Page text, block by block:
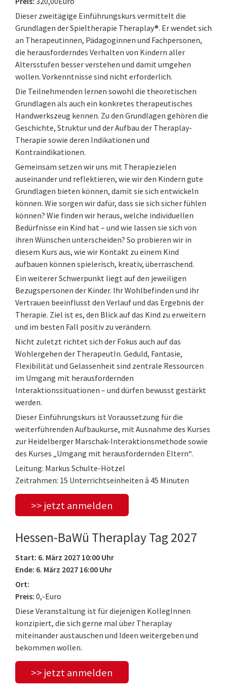
Dieser zweitägige Einführungskurs vermittelt die
Grundlagen der Spieltherapie Theraplay®. Er wendet sich
an Therapeutinnen, Pädagoginnen und Fachpersonen,
die herausforderndes Verhalten von Kindern aller
Altersstufen besser verstehen und damit umgehen
wollen. Vorkenntnisse sind nicht erforderlich.
Die Teilnehmenden lernen sowohl die theoretischen
Grundlagen als auch ein konkretes therapeutisches
Handwerkszeug kennen. Zu den Grundlagen gehören die
Geschichte, Struktur und der Aufbau der Theraplay-
Therapie sowie deren Indikationen und
Kontraindikationen.
Gemeinsam setzen wir uns mit Therapiezielen
auseinander und reflektieren, wie wir den Kindern gute
Grundlagen bieten können, damit sie sich entwickeln
können. Wie sorgen wir dafür, dass sie sich sicher fühlen
können? Wie finden wir heraus, welche individuellen
Bedürfnisse ein Kind hat – und wie lassen sie sich von
ihren Wünschen unterscheiden? So probieren wir in
diesem Kurs aus, wie wir Kontakt zu einem Kind
aufbauen können spielerisch, kreativ, überraschend.
Ein weiterer Schwerpunkt liegt auf den jeweiligen
Bezugspersonen der Kinder. Ihr Wohlbefinden und ihr
Vertrauen beeinflusst den Verlauf und das Ergebnis der
Therapie. Ziel ist es, den Blick auf das Kind zu erweitern
und im besten Fall positiv zu verändern.
Nicht zuletzt richtet sich der Fokus auch auf das
Wohlergehen der TherapeutIn. Geduld, Fantasie,
Flexibilität und Gelassenheit sind zentrale Ressourcen
im Umgang mit herausfordernden
Interaktionssituationen – und dürfen bewusst gestärkt
werden.
Dieser Einführungskurs ist Voraussetzung für die
weiterführenden Aufbaukurse, mit Ausnahme des Kurses
zur Heidelberger Marschak-Interaktionsmethode sowie
des Kurses „Umgang mit herausfordernden Eltern“.
Leitung: Markus Schulte-Hötzel
Zeitrahmen: 15 Unterrichtseinheiten à 45 Minuten
>> jetzt anmelden
Hessen-BaWü Theraplay Tag 2027
Start: 6. März 2027 10:00 Uhr
Ende: 6. März 2027 16:00 Uhr
Ort:
Preis: 0,-Euro
Diese Veranstaltung ist für diejenigen KollegInnen
konzipiert, die sich gerne mal über Theraplay
miteinander austauschen und Ideen weitergeben und
bekommen wollen.
>> jetzt anmelden